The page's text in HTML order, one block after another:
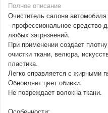
Полное описание
Очиститель салона
- профессиональное средство
любых загрязнений.
При применении создает
очистки ткани, велюра,
пластика.
Легко справляется с жирными
Обновляет цвет обивки.
Не повреждает волокна ткани.